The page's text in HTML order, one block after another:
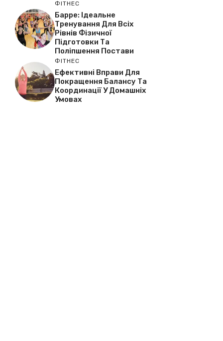
ФІТНЕС
Барре: Ідеальне
Тренування Для Всіх
Рівнів Фізичної
Підготовки Та
Поліпшення Постави
ФІТНЕС
Ефективні Вправи Для
Покращення Балансу Та
Координації У Домашніх
Умовах